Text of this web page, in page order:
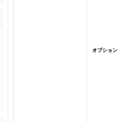
オプション